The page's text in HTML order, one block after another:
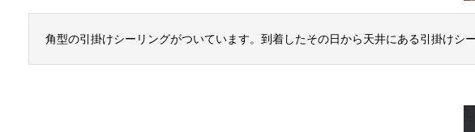
角型の引掛けシーリングがついています。到着したその日から天井にある引掛けシ